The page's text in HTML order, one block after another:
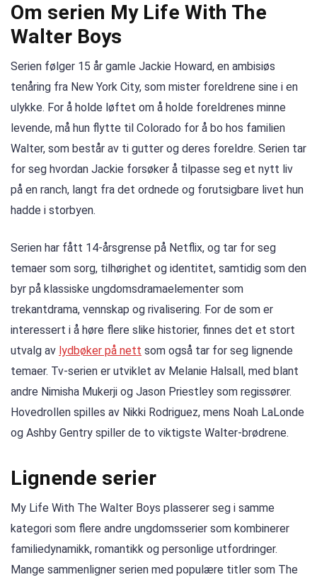
Om serien My Life With The
Walter Boys
Serien følger 15 år gamle Jackie Howard, en ambisiøs
tenåring fra New York City, som mister foreldrene sine i en
ulykke. For å holde løftet om å holde foreldrenes minne
levende, må hun flytte til Colorado for å bo hos familien
Walter, som består av ti gutter og deres foreldre. Serien tar
for seg hvordan Jackie forsøker å tilpasse seg et nytt liv
på en ranch, langt fra det ordnede og forutsigbare livet hun
hadde i storbyen.
Serien har fått 14-årsgrense på Netflix, og tar for seg
temaer som sorg, tilhørighet og identitet, samtidig som den
byr på klassiske ungdomsdramaelementer som
trekantdrama, vennskap og rivalisering. For de som er
interessert i å høre flere slike historier, finnes det et stort
utvalg av lydbøker på nett som også tar for seg lignende
temaer. Tv-serien er utviklet av Melanie Halsall, med blant
andre Nimisha Mukerji og Jason Priestley som regissører.
Hovedrollen spilles av Nikki Rodriguez, mens Noah LaLonde
og Ashby Gentry spiller de to viktigste Walter-brødrene.
Lignende serier
My Life With The Walter Boys plasserer seg i samme
kategori som flere andre ungdomsserier som kombinerer
familiedynamikk, romantikk og personlige utfordringer.
Mange sammenligner serien med populære titler som The